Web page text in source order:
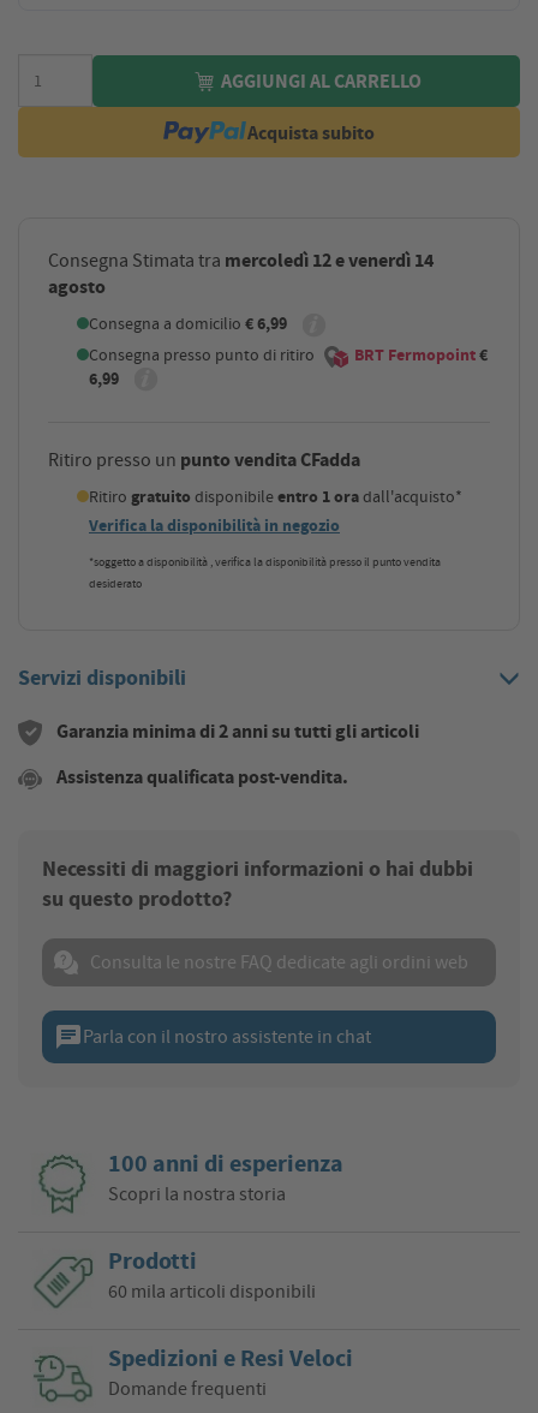
AGGIUNGI AL CARRELLO
Acquista subito
Consegna Stimata tra mercoledì 12 e venerdì 14
agosto
Consegna a domicilio € 6,99
Consegna presso punto di ritiro BRT Fermopoint€
6,99
Ritiro presso un punto vendita CFadda
Ritiro gratuito disponibileentro 1 oradall'acquisto*
Verifica la disponibilità in negozio
*soggetto a disponibilità , verifica la disponibilità presso il punto vendita
desiderato
Servizi disponibili
Garanzia minima di 2 anni su tutti gli articoli
Assistenza qualificata post-vendita.
Necessiti di maggiori informazioni o hai dubbi
su questo prodotto?
Consulta le nostre FAQ dedicate agli ordini web
chatParla con il nostro assistente in chat
100 anni di esperienza
Scopri la nostra storia
Prodotti
60 mila articoli disponibili
Spedizioni e Resi Veloci
Domande frequenti